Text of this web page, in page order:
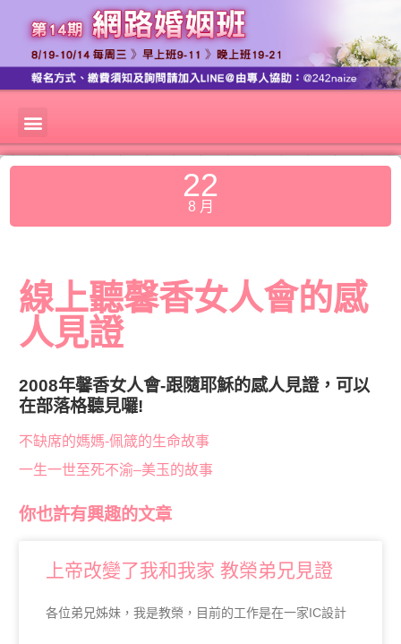
22
8 月
線上聽馨香女人會的感
人見證
2008年馨香女人會-跟隨耶穌的感人見證，可以
在部落格聽見囉!
不缺席的媽媽-佩箴的生命故事
一生一世至死不渝–美玉的故事
你也許有興趣的文章
上帝改變了我和我家 教榮弟兄見證
各位弟兄姊妹，我是教榮，目前的工作是在一家IC設計